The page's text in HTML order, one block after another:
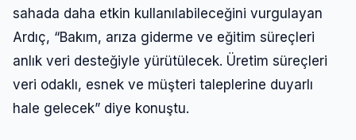
sahada daha etkin kullanılabileceğini vurgulayan
Ardıç, “Bakım, arıza giderme ve eğitim süreçleri
anlık veri desteğiyle yürütülecek. Üretim süreçleri
veri odaklı, esnek ve müşteri taleplerine duyarlı
hale gelecek” diye konuştu.